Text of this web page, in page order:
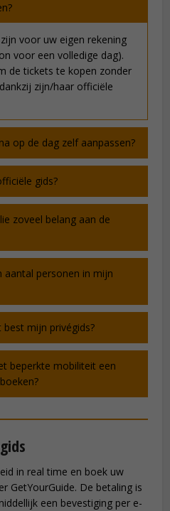
voor uw eigen rekening
voor een volledige dag).
de tickets te kopen zonder
zijn/haar officiële
op de dag zelf aanpassen?
gids?
zoveel belang aan de
aantal personen in mijn
mijn privégids?
beperkte mobiliteit een
in real time en boek uw
GetYourGuide. De betaling is
een bevestiging per e-